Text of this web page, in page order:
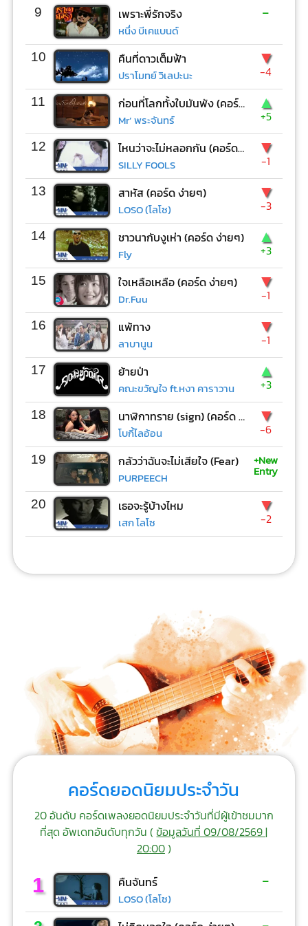
9 เพราะพี่รักจริง
หนึ่ง บีเคแบนด์
-
10 คืนที่ดาวเต็มฟ้า
ปราโมทย์ วิเลปะนะ
▼
-4
11 ก่อนที่โลกทั้งใบมันพัง (คอร์ด ง่ายๆ)
Mr’ พระจันทร์
▲
+5
12 ไหนว่าจะไม่หลอกกัน (คอร์ด ง่ายๆ)
SILLY FOOLS
▼
-1
13 สาหัส (คอร์ด ง่ายๆ)
LOSO (โลโซ)
▼
-3
14 ชาวนากับงูเห่า (คอร์ด ง่ายๆ)
Fly
▲
+3
15 ใจเหลือเหลือ (คอร์ด ง่ายๆ)
Dr.Fuu
▼
-1
16 แพ้ทาง
ลาบานูน
▼
-1
17 ย้ายป่า
คณะขวัญใจ ft.หงา คาราวาน
▲
+3
18 นาฬิกาทราย (sign) (คอร์ด ง่ายๆ)
โบกี้ไลอ้อน
▼
-6
19 กลัวว่าฉันจะไม่เสียใจ (Fear)
PURPEECH
+New
Entry
20 เธอจะรู้บ้างไหม
เสก โลโซ
▼
-2
คอร์ดยอดนิยมประจำวัน
20 อันดับ คอร์ดเพลงยอดนิยมประจำวันที่มีผู้เข้าชมมาก
ที่สุด อัพเดทอันดับทุกวัน (ข้อมูลวันที่ 09/08/2569 |
20:00)
1 คืนจันทร์
LOSO (โลโซ)
-